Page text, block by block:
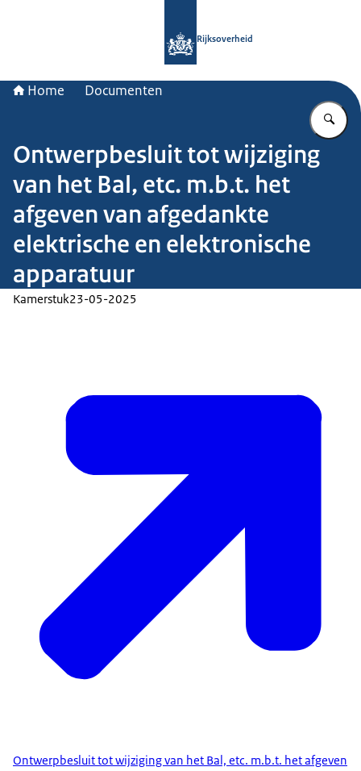
Rijksoverheid
Home Documenten
Ontwerpbesluit tot wijziging
van het Bal, etc. m.b.t. het
afgeven van afgedankte
elektrische en elektronische
apparatuur
Kamerstuk23-05-2025
Ontwerpbesluit tot wijziging van het Bal, etc. m.b.t. het afgeven